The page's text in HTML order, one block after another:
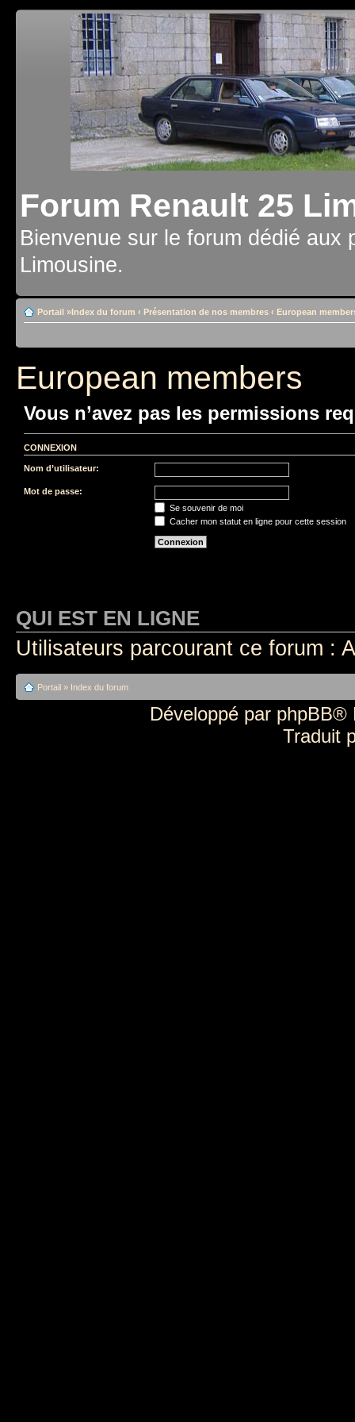
Forum Renault 25
Bienvenue sur le forum dédié aux
Limousine.
Portail »Index du forum ‹ Présentation de nos membres ‹ European
European members
Vous n’avez pas les permissions
CONNEXION
Nom d’utilisateur:
Mot de passe:
Se souvenir de moi
Cacher mon statut en ligne pour cette session
QUI EST EN LIGNE
Utilisateurs parcourant ce forum :
Portail » Index du forum
Développé par phpBB®
Traduit